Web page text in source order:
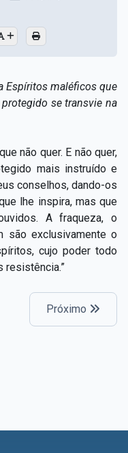
Espíritos maléficos que
se transvie na
não quer. E não quer,
mais instruído e
conselhos, dando-os
lhe inspira, mas que
A fraqueza, o
são exclusivamente o
cujo poder todo
resistência.”
Próximo